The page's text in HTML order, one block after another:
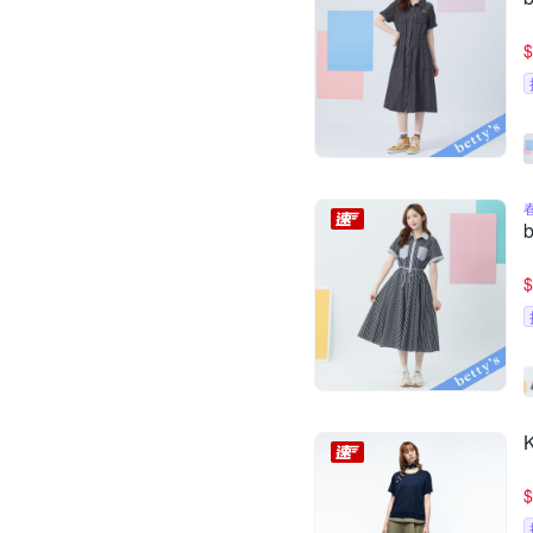
$
$
$